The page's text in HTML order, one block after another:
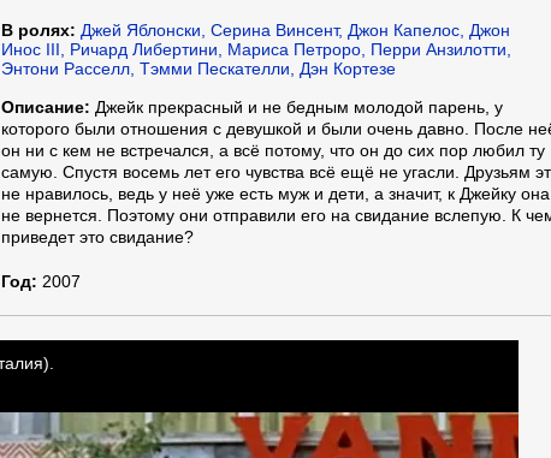
В ролях: Джей Яблонски, Серина Винсент, Джон Капелос, Джон
Инос III, Ричард Либертини, Мариса Петроро, Перри Анзилотти,
Энтони Расселл, Тэмми Пескателли, Дэн Кортезе
Описание: Джейк прекрасный и не бедным молодой парень, у
которого были отношения с девушкой и были очень давно. После
он ни с кем не встречался, а всё потому, что он до сих пор любил ту
самую. Спустя восемь лет его чувства всё ещё не угасли. Друзьям
не нравилось, ведь у неё уже есть муж и дети, а значит, к Джейку она
не вернется. Поэтому они отправили его на свидание вслепую. К
приведет это свидание?
Год: 2007